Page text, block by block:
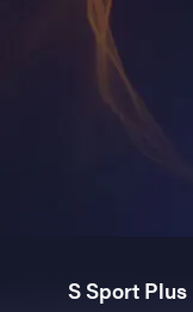
S Sport Plus